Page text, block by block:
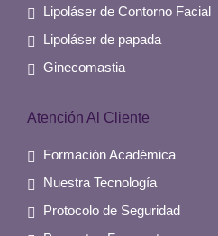
Lipoláser de Contorno Facial
Lipoláser de papada
Ginecomastia
Atención Al Cliente
Formación Académica
Nuestra Tecnología
Protocolo de Seguridad